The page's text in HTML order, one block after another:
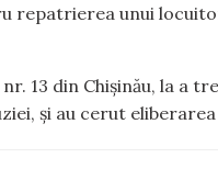
repatrierea unui
13 din Chișinău, la a
și au cerut eliberarea